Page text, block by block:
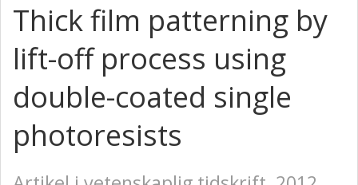
Thick film patterning by
lift-off process using
double-coated single
photoresists